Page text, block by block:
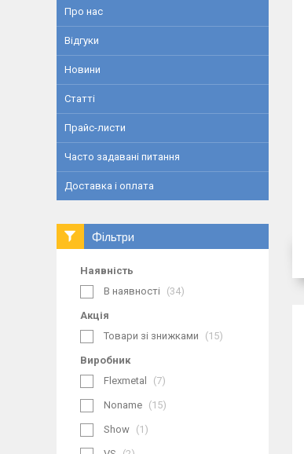
Про нас
Відгуки
Новини
Статті
Прайс-листи
Часто задавані питання
Доставка і оплата
Фільтри
Наявність
В наявності
34
Акція
Товари зі знижками
15
Виробник
Flexmetal
7
Noname 15
Show 1